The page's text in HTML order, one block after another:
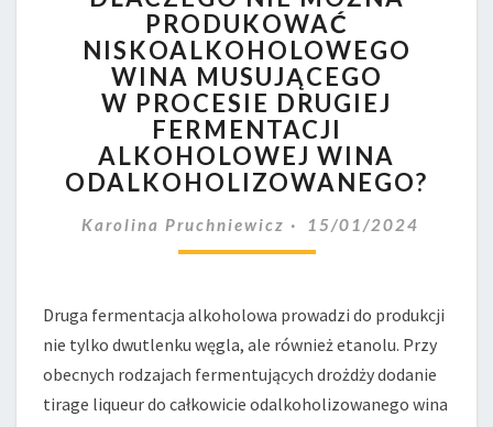
MOŻNA
PRODUKOWAĆ
NISKOALKOHOLOWEGO
WINA
MUSUJĄCEGO
W PROCESIE
DRUGIEJ
FERMENTACJI
ALKOHOLOWEJ
PRODUKOWAĆ
NISKOALKOHOLOWEGO
WINA MUSUJĄCEGO
W PROCESIE DRUGIEJ
FERMENTACJI
ALKOHOLOWEJ WINA
ODALKOHOLIZOWANEGO?
Karolina Pruchniewicz 15/01/2024
Druga fermentacja alkoholowa prowadzi do produkcji
nie tylko dwutlenku węgla, ale również etanolu. Przy
obecnych rodzajach fermentujących drożdży dodanie
tirage liqueur do całkowicie odalkoholizowanego wina